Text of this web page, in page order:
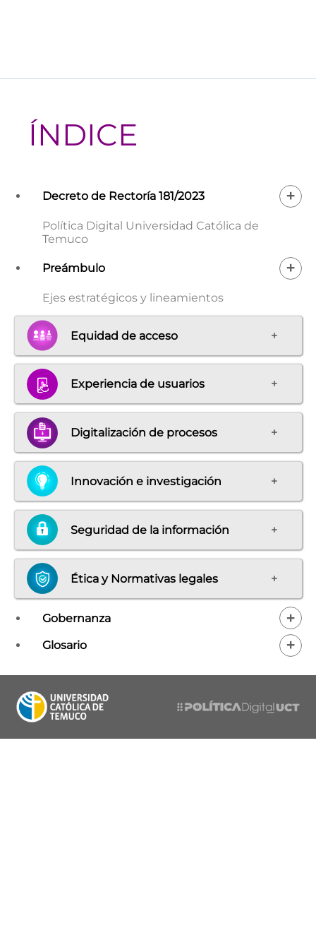
ÍNDICE
Decreto de Rectoría 181/2023 +
Política Digital Universidad Católica de
Temuco
Preámbulo +
Ejes estratégicos y lineamientos
Equidad de acceso +
Experiencia de usuarios +
Digitalización de procesos +
Innovación e investigación +
Seguridad de la información +
Ética y Normativas legales +
Gobernanza +
Glosario +